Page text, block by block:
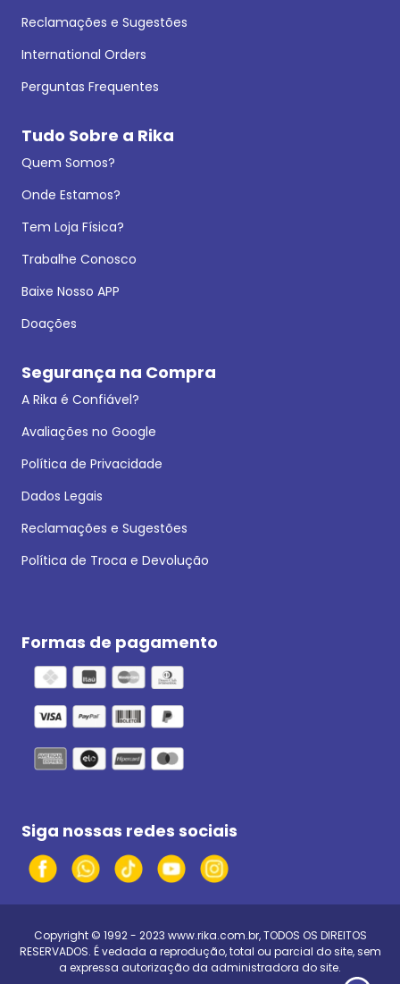
Reclamações e Sugestões
International Orders
Perguntas Frequentes
Tudo Sobre a Rika
Quem Somos?
Onde Estamos?
Tem Loja Física?
Trabalhe Conosco
Baixe Nosso APP
Doações
Segurança na Compra
A Rika é Confiável?
Avaliações no Google
Política de Privacidade
Dados Legais
Reclamações e Sugestões
Política de Troca e Devolução
Formas de pagamento
Siga nossas redes sociais
Copyright © 1992 - 2023 www.rika.com.br, TODOS OS DIREITOS
RESERVADOS. É vedada a reprodução, total ou parcial do site, sem
a expressa autorização da administradora do site.